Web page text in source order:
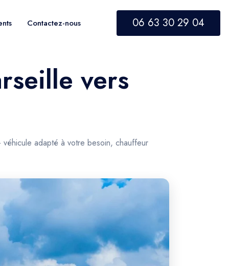
Contactez-nous 06 63 30 29 04
vers
adapté à votre besoin, chauffeur